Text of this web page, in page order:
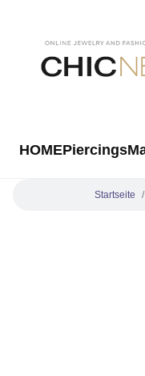
HOMEPiercings
Startseite